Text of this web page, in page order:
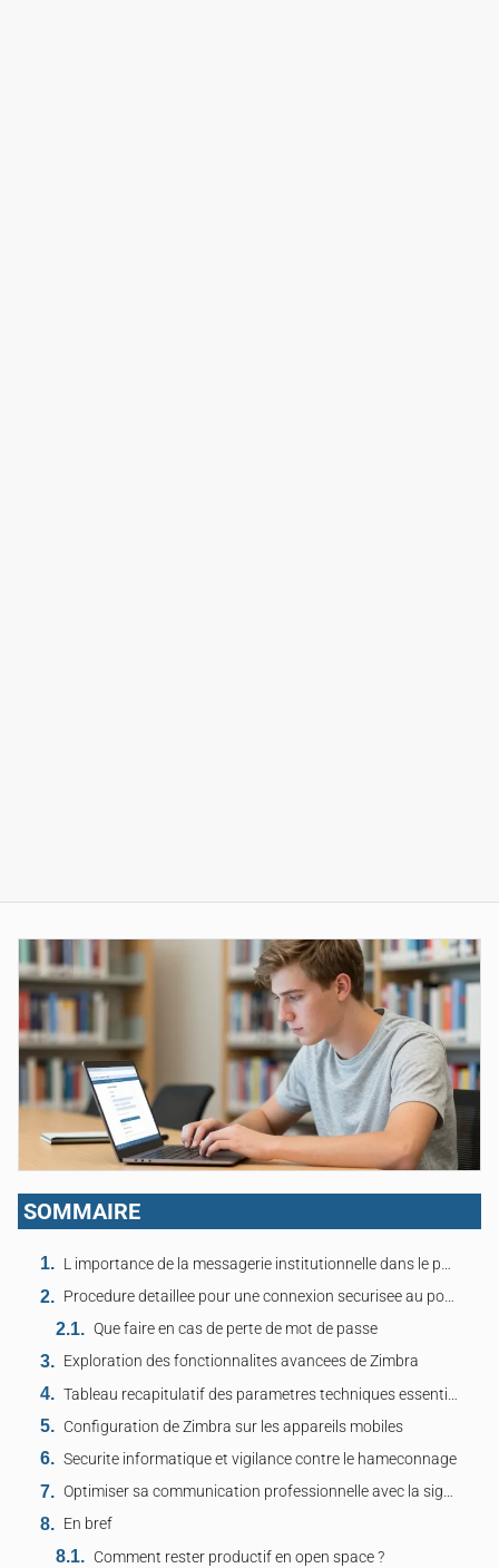
SOMMAIRE
L importance de la messagerie institutionnelle dans le parcours universitaire
Procedure detaillee pour une connexion securisee au portail
Que faire en cas de perte de mot de passe
Exploration des fonctionnalites avancees de Zimbra
Tableau recapitulatif des parametres techniques essentiels
Configuration de Zimbra sur les appareils mobiles
Securite informatique et vigilance contre le hameconnage
Optimiser sa communication professionnelle avec la signature
En bref
Comment rester productif en open space ?